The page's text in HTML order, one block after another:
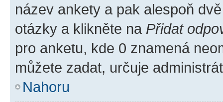
název ankety a pak alespoň
otázky a klikněte na Přidat
pro anketu, kde 0 znamená
můžete zadat, určuje
Nahoru